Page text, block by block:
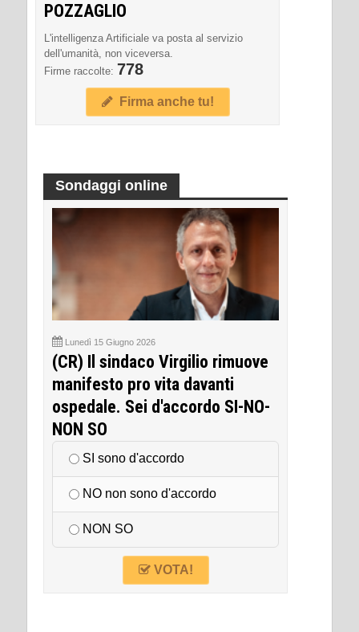
POZZAGLIO
L'intelligenza Artificiale va posta al servizio
dell'umanità, non viceversa.
Firme raccolte: 778
Firma anche tu!
Sondaggi online
Lunedì 15 Giugno 2026
(CR) Il sindaco Virgilio rimuove
manifesto pro vita davanti
ospedale. Sei d'accordo SI-NO-
NON SO
SI sono d'accordo
NO non sono d'accordo
NON SO
VOTA!